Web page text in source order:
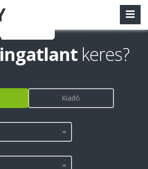
ingatlant keres?
Kiadó